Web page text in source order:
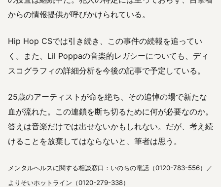
からの情報提供が呼びかけられている。
Hip Hop CSでは引き続き、この事件の続報を追ってい
く。また、Lil Poppaの音楽的レガシーについても、ディ
スコグラフィの詳細分析を今後の記事で予定している。
25歳のアーティストが命を絶ち、その追悼の場で新たな
血が流れた。この連鎖を断ち切るために何が必要なのか。
答えは音楽だけでは出せないかもしれない。だが、考え続
けることを放棄してはならないと、筆者は思う。
メンタルヘルスに関する相談窓口：いのちの電話（0120-783-556）／
よりそいホットライン（0120-279-338）